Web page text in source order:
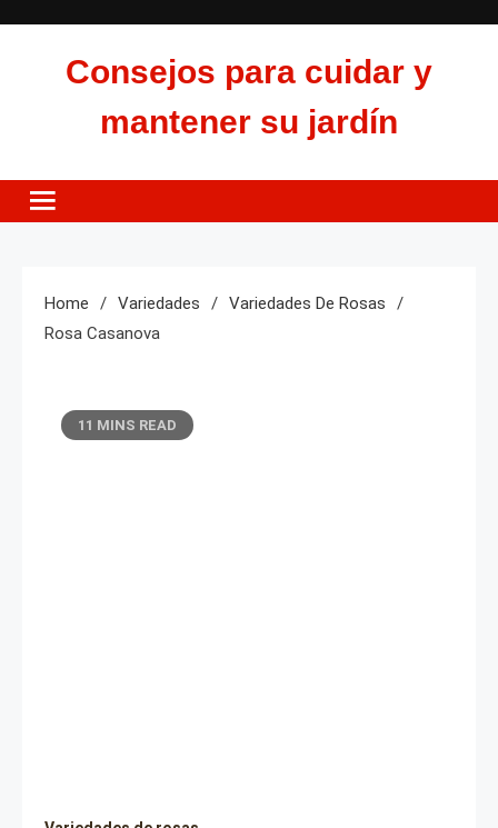
Consejos para cuidar y
mantener su jardín
Home Variedades
Variedades De Rosas
Rosa Casanova
11 MINS READ